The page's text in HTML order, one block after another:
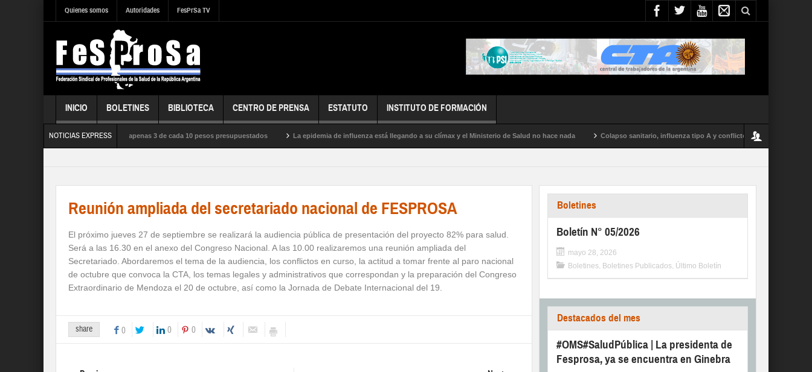
Quienes somos Autoridades FesPrSa TV
INICIO BOLETINES BIBLIOTECA CENTRO DE PRENSA ESTATUTO INSTITUTO DE FORMACIÓN
NOTICIAS EXPRESS
los hospitales, la salud usó apenas 3 de cada 10 pesos presupuestados La epidemia de influenza está llegando a su clímax y el Ministerio de Salud no hace nada Colapso sanitario, influenza tipo A y conflictos en todo el país: el
Reunión ampliada del secretariado nacional de FESPROSA
El próximo jueves 27 de septiembre se realizará la audiencia pública de presentación del proyecto 82% para salud.
Será a las 16.30 en el anexo del Congreso Nacional. A las 10.00 realizaremos una reunión ampliada del
Secretariado. Abordaremos el tema de la audiencia, los conflictos en curso, la actitud a tomar frente al paro nacional
de octubre que convoca la CTA, los temas legales y administrativos que correspondan y la preparación del Congreso
Extraordinario de Mendoza el 20 de octubre, así como la Jornada de Debate Internacional del 19.
share 0 0 0
Boletines
Boletín N° 05/2026
mayo 28, 2026
Boletines, Boletines Publicados, Último Boletín
Destacados del mes
#OMS#SaludPública | La presidenta de
Fesprosa, ya se encuentra en Ginebra